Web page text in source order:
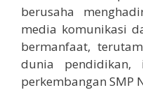
berusaha
media komunikasi
bermanfaat,
dunia pendidikan,
perkembangan SMP